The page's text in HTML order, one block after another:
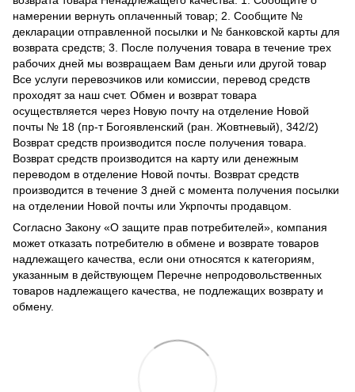
намерении вернуть оплаченный товар; 2. Сообщите №
декларации отправленной посылки и № банковской карты для
возврата средств; 3. После получения товара в течение трех
рабочих дней мы возвращаем Вам деньги или другой товар
Все услуги перевозчиков или комиссии, перевод средств
проходят за наш счет. Обмен и возврат товара
осуществляется через Новую почту на отделение Новой
почты № 18 (пр-т Богоявленский (ран. Жовтневый), 342/2)
Возврат средств производится после получения товара.
Возврат средств производится на карту или денежным
переводом в отделение Новой почты. Возврат средств
производится в течение 3 дней с момента получения посылки
на отделении Новой почты или Укрпочты продавцом.
Согласно Закону «О защите прав потребителей» , компания
может отказать потребителю в обмене и возврате товаров
надлежащего качества, если они относятся к категориям,
указанным в действующем Перечне непродовольственных
товаров надлежащего качества, не подлежащих возврату и
обмену.